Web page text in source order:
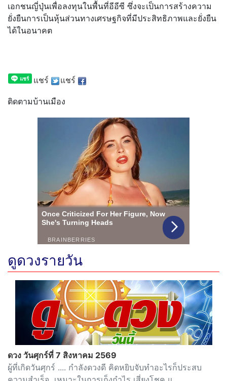
เอกชนญี่ปุ่นเพื่อลงทุนในพื้นที่อีอีซี ซึ่งจะเป็นการสร้างความ
ยั่งยืนการเป็นหุ้นส่วนทางเศรษฐกิจที่มีประสิทธิภาพและยั่งยืน
ได้ในอนาคต
แชร์ แชร์
ติดตามบ้านเมือง
ดูดวงรายวัน
ดวง วันศุกร์ที่ 7 สิงหาคม 2569
ผู้ที่เกิดวันศุกร์ .... กำลังดวงดี คิดหยิบจับทำอะไรก็ประสบ